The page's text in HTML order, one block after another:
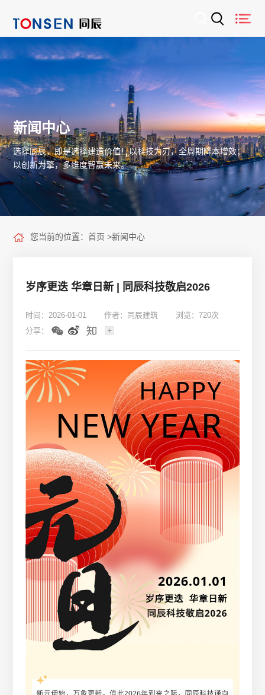
新闻中心
选择同辰，即是选择建造价值！以科技为刃，全周期降本增效；
以创新为擎，多维度智赢未来。
您当前的位置：首页 >新闻中心
岁序更迭 华章日新 | 同辰科技敬启2026
时间：2026-01-01 作者：同辰建筑
浏览：720次
分享：